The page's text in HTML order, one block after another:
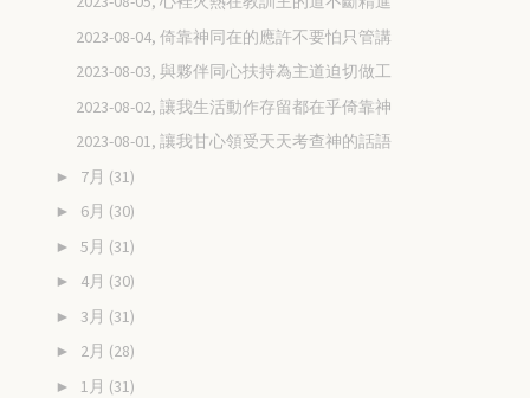
2023-08-04, 倚靠神同在的應許不要怕只管講
2023-08-03, 與夥伴同心扶持為主道迫切做工
2023-08-02, 讓我生活動作存留都在乎倚靠神
2023-08-01, 讓我甘心領受天天考查神的話語
► 7月 (31)
► 6月 (30)
► 5月 (31)
► 4月 (30)
► 3月 (31)
► 2月 (28)
► 1月 (31)